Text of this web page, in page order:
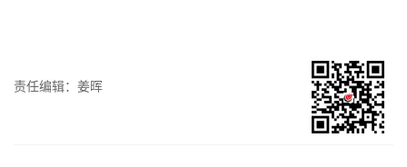
责任编辑：姜晖